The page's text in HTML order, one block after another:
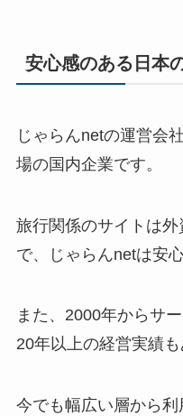
安心感のある日本
じゃらんnetの運営会
場の国内企業です。
旅行関係のサイトは
で、じゃらんnetは安
また、2000年からサ
20年以上の経営実績も
今でも幅広い層から